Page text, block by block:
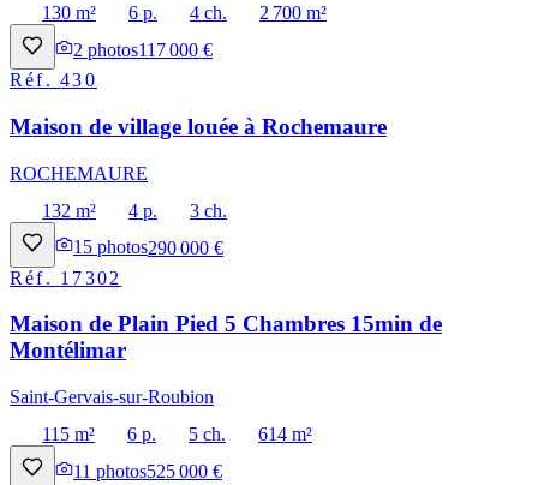
130 m²
6 p. 4 ch.
2 700 m²
2 photos117 000 €
Réf.430
Maison de village louée à Rochemaure
ROCHEMAURE
132 m²
4 p.
3 ch.
15 photos290 000 €
Réf. 17302
Maison de Plain Pied 5 Chambres 15min de
Montélimar
Saint-Gervais-sur-Roubion
115 m²
6 p. 5 ch.
614 m²
11 photos525 000 €